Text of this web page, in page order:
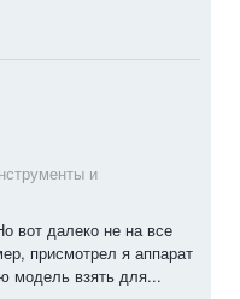
и
вот далеко не на все
присмотрел я аппарат
модель взять для...